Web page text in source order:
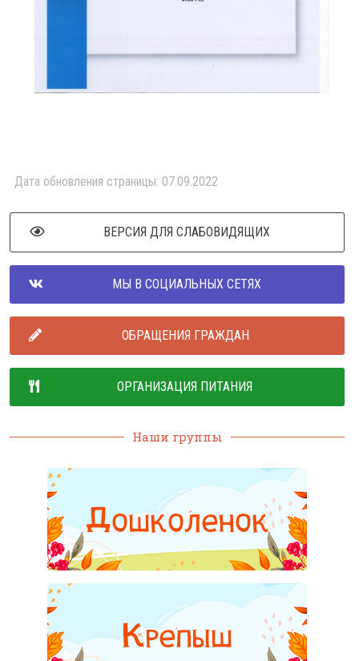
Дата обновления страницы: 07.09.2022
ВЕРСИЯ ДЛЯ СЛАБОВИДЯЩИХ
МЫ В СОЦИАЛЬНЫХ СЕТЯХ
ОБРАЩЕНИЯ ГРАЖДАН
ОРГАНИЗАЦИЯ ПИТАНИЯ
Наши группы